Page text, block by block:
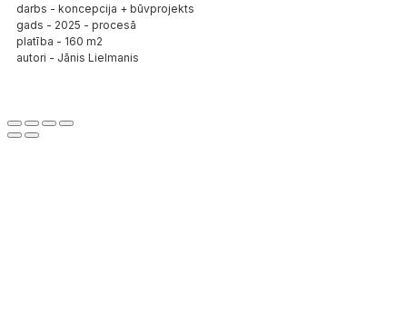
darbs - koncepcija + būvprojekts
gads - 2025 - procesā
platība - 160 m2
autori - Jānis Lielmanis